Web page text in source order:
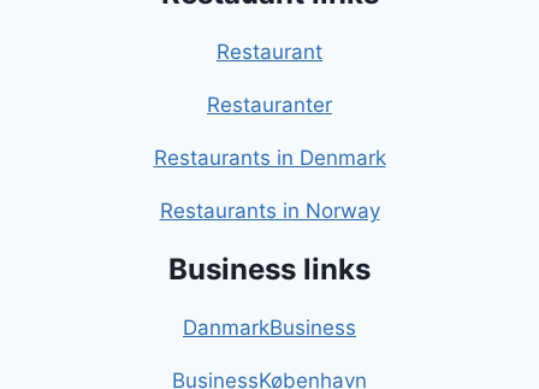
Restaurant
Restauranter
Restaurants in Denmark
Restaurants in Norway
Business links
DanmarkBusiness
BusinessKøbenhavn